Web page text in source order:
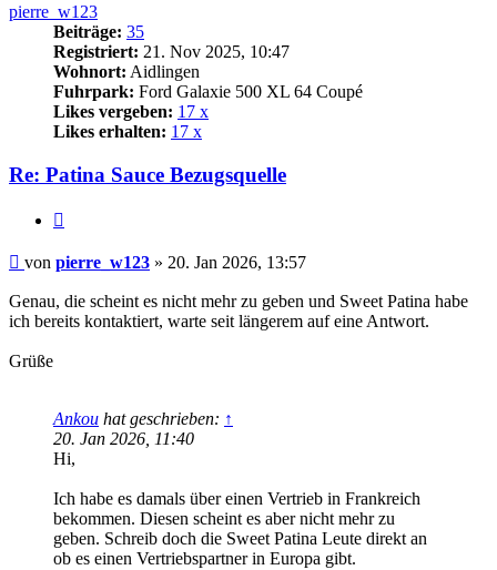
pierre_w123
Beiträge: 35
Registriert: 21. Nov 2025, 10:47
Wohnort: Aidlingen
Fuhrpark: Ford Galaxie 500 XL 64 Coupé
Likes vergeben: 17 x
Likes erhalten: 17 x
Re: Patina Sauce Bezugsquelle
Beitrag
von pierre_w123 » 20. Jan 2026, 13:57
Genau, die scheint es nicht mehr zu geben und Sweet Patina habe
ich bereits kontaktiert, warte seit längerem auf eine Antwort.
Grüße
Ankou hat geschrieben: ↑
20. Jan 2026, 11:40
Hi,
Ich habe es damals über einen Vertrieb in Frankreich
bekommen. Diesen scheint es aber nicht mehr zu
geben. Schreib doch die Sweet Patina Leute direkt an
ob es einen Vertriebspartner in Europa gibt.